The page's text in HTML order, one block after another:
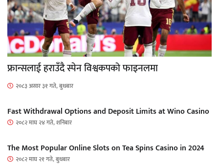
फ्रान्सलाई हराउँदै स्पेन विश्वकपको फाइनलमा
२०८३ असार ३१ गते, बुधबार
Fast Withdrawal Options and Deposit Limits at Wino Casino
२०८२ माघ २४ गते, शनिबार
The Most Popular Online Slots on Tea Spins Casino in 2024
२०८२ माघ २१ गते, बुधबार